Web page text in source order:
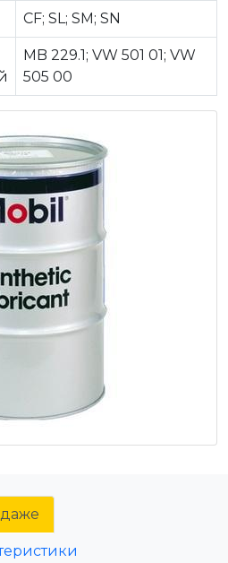
CF; SL; SM; SN
MB 229.1; VW 501 01; VW
505 00